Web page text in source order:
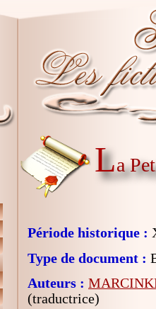
La
Période historique :
Type de document :
Auteurs :
(traductrice)